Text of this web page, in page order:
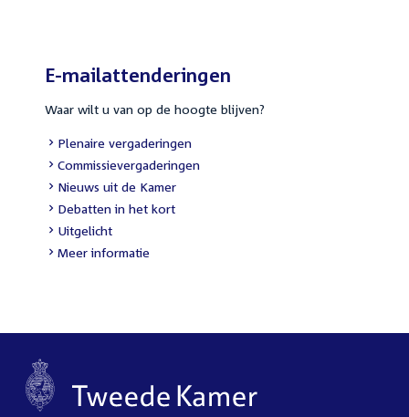
E-mailattenderingen
Waar wilt u van op de hoogte blijven?
External
link:
Plenaire vergaderingen
External
link:
Commissievergaderingen
External
link:
Nieuws uit de Kamer
External
link:
Debatten in het kort
External
link:
Uitgelicht
Meer informatie